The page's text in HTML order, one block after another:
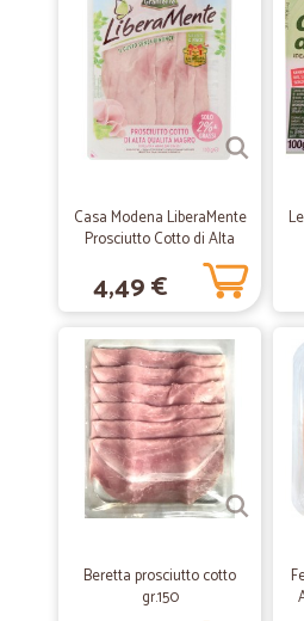
—Diego T.
servizio veloce
Buona sera, direi che per il periodo di
utile, servizio veloce e curato nei pacchi,
bello "scalogno" che non era in buono
poco...Grazie
—Letizia P.
cicalia perfetta , ma consiglio di
rotto. il corriere ha detto che in sede
nessun problema x cicalia . grazie
—Giusy P.
Ottimo imballaggio.
Ho ritirato prodotti delle diverse
consegna velocissima.. e L’imballaggio
—
Casa Modena LiberaMente
Prosciutto Cotto di Alta
Qualità Magro 110 gr.
4,49 €
Beretta prosciutto cotto
gr.150